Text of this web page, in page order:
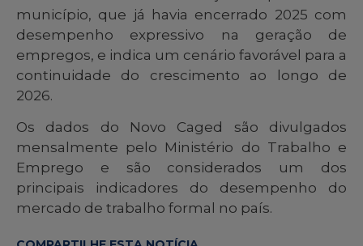
município, que já havia encerrado 2025 com
desempenho expressivo na geração de
empregos, e indica um cenário favorável para a
continuidade do crescimento ao longo de
2026.
Os dados do Novo Caged são divulgados
mensalmente pelo Ministério do Trabalho e
Emprego e são considerados um dos
principais indicadores do desempenho do
mercado de trabalho formal no país.